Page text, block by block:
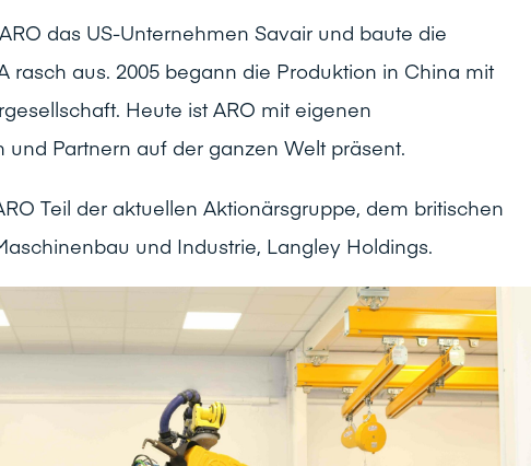
das US-Unternehmen Savair und baute die
rasch aus. 2005 begann die Produktion in China mit
Heute ist ARO mit eigenen
und Partnern auf der ganzen Welt präsent.
Teil der aktuellen Aktionärsgruppe, dem britischen
und Industrie, Langley Holdings.